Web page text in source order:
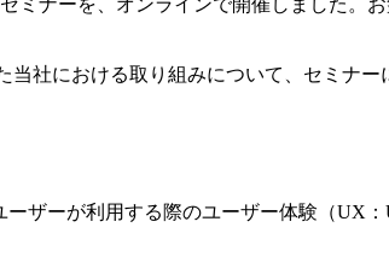
社における取り組みについて、セミナー
ザーが利用する際のユーザー体験（UX